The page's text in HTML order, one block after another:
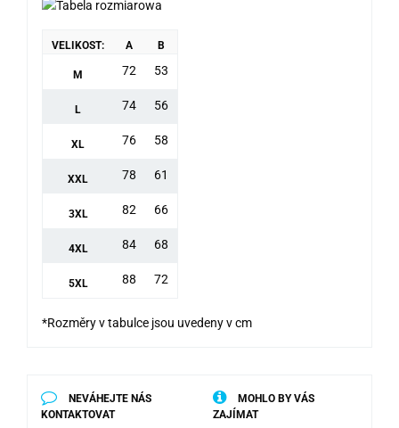
VELIKOST: A B
M 72 53
L 74 56
XL 76 58
XXL 78 61
3XL 82 66
4XL 84 68
5XL 88 72
*Rozměry v tabulce jsou uvedeny v cm
NEVÁHEJTE NÁS
KONTAKTOVAT
MOHLO BY VÁS
ZAJÍMAT